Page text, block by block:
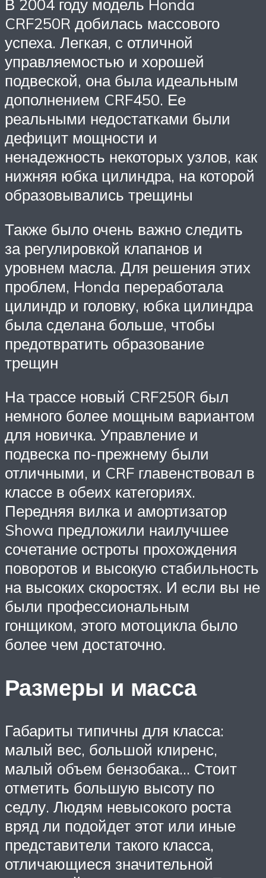
В 2004 году модель Honda
CRF250R добилась массового
успеха. Легкая, с отличной
управляемостью и хорошей
подвеской, она была идеальным
дополнением CRF450. Ее
реальными недостатками были
дефицит мощности и
ненадежность некоторых узлов, как
нижняя юбка цилиндра, на которой
образовывались трещины
Также было очень важно следить
за регулировкой клапанов и
уровнем масла. Для решения этих
проблем, Honda переработала
цилиндр и головку, юбка цилиндра
была сделана больше, чтобы
предотвратить образование
трещин
На трассе новый CRF250R был
немного более мощным вариантом
для новичка. Управление и
подвеска по-прежнему были
отличными, и CRF главенствовал в
классе в обеих категориях.
Передняя вилка и амортизатор
Showa предложили наилучшее
сочетание остроты прохождения
поворотов и высокую стабильность
на высоких скоростях. И если вы не
были профессиональным
гонщиком, этого мотоцикла было
более чем достаточно.
Размеры и масса
Габариты типичны для класса:
малый вес, большой клиренс,
малый объем бензобака… Стоит
отметить большую высоту по
седлу. Людям невысокого роста
вряд ли подойдет этот или иные
представители такого класса,
отличающиеся значительной